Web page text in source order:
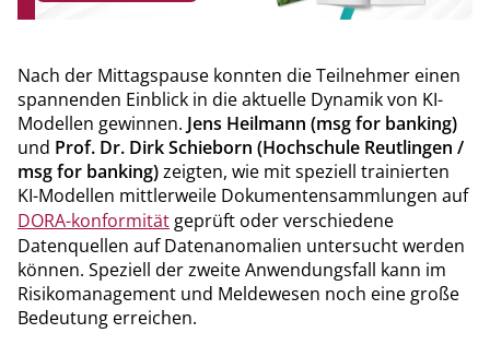
Nach der Mittagspause konnten die Teilnehmer einen
spannenden Einblick in die aktuelle Dynamik von KI-
Modellen gewinnen. Jens Heilmann (msg for banking)
und Prof. Dr. Dirk Schieborn (Hochschule Reutlingen /
msg for banking)zeigten, wie mit speziell trainierten
KI-Modellen mittlerweile Dokumentensammlungen auf
DORA-konformität geprüft oder verschiedene
Datenquellen auf Datenanomalien untersucht werden
können. Speziell der zweite Anwendungsfall kann im
Risikomanagement und Meldewesen noch eine große
Bedeutung erreichen.